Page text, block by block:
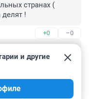
странах (
делят !
+0 –0
новояз,
моменте из этой
и другие